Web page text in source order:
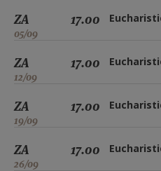
ZA
05/09
17.00
ZA
12/09
17.00
ZA
19/09
17.00
ZA
26/09
17.00